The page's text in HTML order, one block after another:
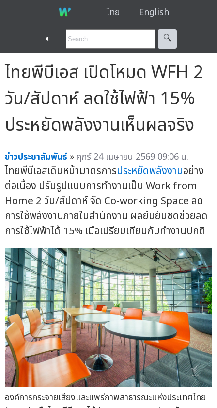
ไทย English
◐ 🔍︎
ไทยพีบีเอส เปิดโหมด WFH 2
วัน/สัปดาห์ ลดใช้ไฟฟ้า 15%
ประหยัดพลังงานเห็นผลจริง
ข่าวประชาสัมพันธ์ » ศุกร์ 24 เมษายน 2569 09:06 น.
ไทยพีบีเอสเดินหน้ามาตรการประหยัดพลังงานอย่าง
ต่อเนื่อง ปรับรูปแบบการทำงานเป็น Work from
Home 2 วัน/สัปดาห์ จัด Co-working Space ลด
การใช้พลังงานภายในสำนักงาน ผลยืนยันชัดช่วยลด
การใช้ไฟฟ้าได้ 15% เมื่อเปรียบเทียบกับทำงานปกติ
องค์การกระจายเสียงและแพร่ภาพสาธารณะแห่งประเทศไทย